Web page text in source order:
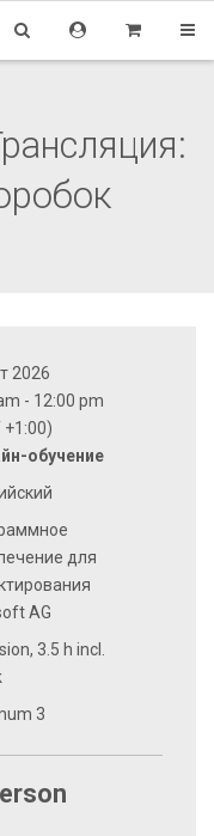
2026
- 12:00 pm
+1:00)
обучение
для
AG
3.5 h incl.
3